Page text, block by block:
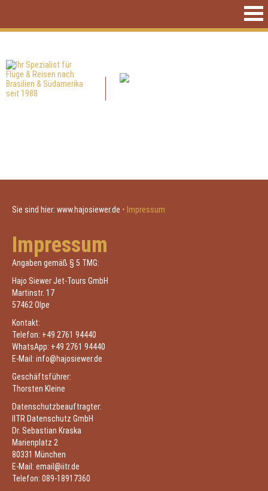
Sie sind hier: www.hajosiewer.de • Impressum
Impressum
Angaben gemäß § 5 TMG:
Hajo Siewer Jet-Tours GmbH
Martinstr. 17
57462 Olpe
Kontakt:
Telefon: +49 2761 94440
WhatsApp: +49 2761 94440
E-Mail: info@hajosiewer.de
Geschäftsführer:
Thorsten Kleine
Datenschutzbeauftragter:
IITR Datenschutz GmbH
Dr. Sebastian Kraska
Marienplatz 2
80331 München
E-Mail: email@iitr.de
Telefon: 089-18917360